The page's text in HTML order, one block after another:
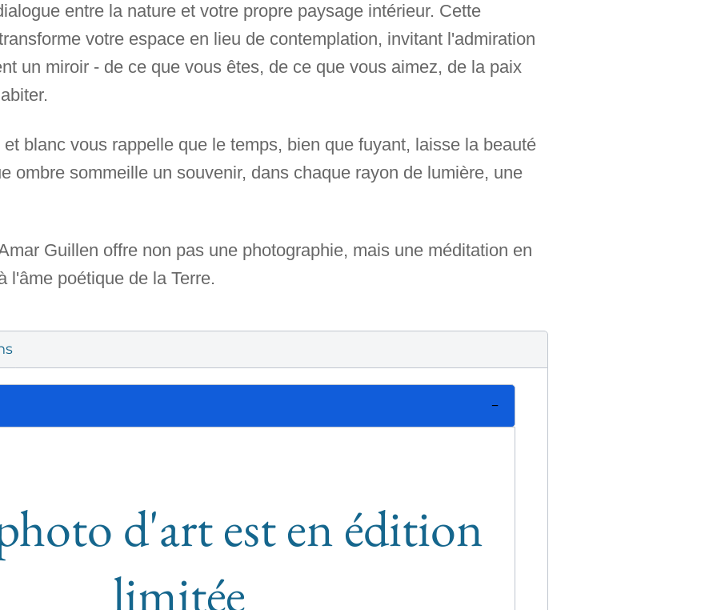
entre la nature et votre propre paysage intérieur. Cette
votre espace en lieu de contemplation, invitant l'admiration
un miroir - de ce que vous êtes, de ce que vous aimez, de la paix
blanc vous rappelle que le temps, bien que fuyant, laisse la beauté
ombre sommeille un souvenir, dans chaque rayon de lumière, une
Guillen offre non pas une photographie, mais une méditation en
l'âme poétique de la Terre.
d'art est en édition
limitée